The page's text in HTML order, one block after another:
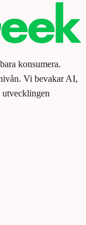
konsumera.
Vi bevakar AI,
utvecklingen